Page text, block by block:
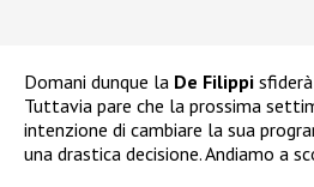
Domani dunque la De Filippi
Tuttavia pare che la prossima
intenzione di cambiare la sua
una drastica decisione. Andiamo a